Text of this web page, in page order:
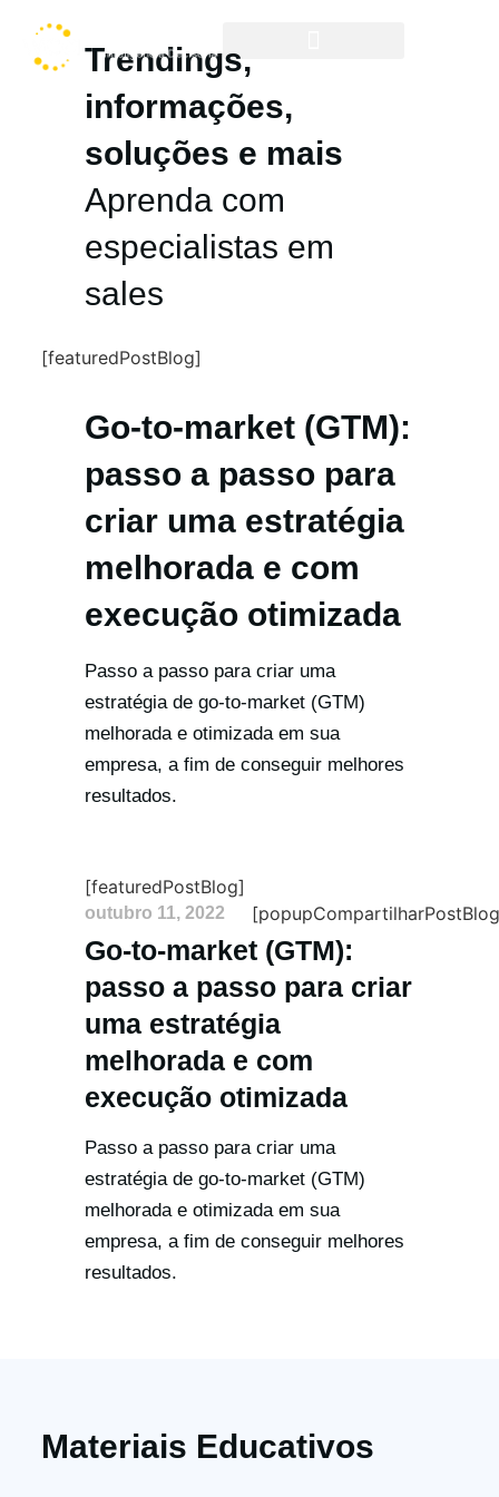
Trendings,
informações,
soluções e mais
Aprenda com
especialistas em
sales
[featuredPostBlog]
Go-to-market (GTM):
passo a passo para
criar uma estratégia
melhorada e com
execução otimizada
Passo a passo para criar uma
estratégia de go-to-market (GTM)
melhorada e otimizada em sua
empresa, a fim de conseguir melhores
resultados.
[featuredPostBlog]
outubro 11, 2022
Go-to-market (GTM):
passo a passo para criar
uma estratégia
melhorada e com
execução otimizada
Passo a passo para criar uma
estratégia de go-to-market (GTM)
melhorada e otimizada em sua
empresa, a fim de conseguir melhores
resultados.
Materiais Educativos